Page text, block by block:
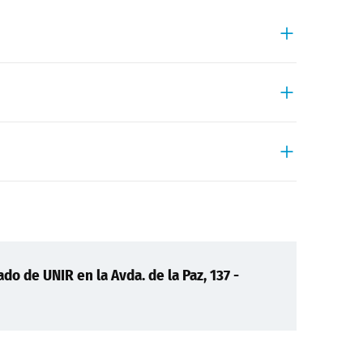
de UNIR en la Avda. de la Paz, 137 -